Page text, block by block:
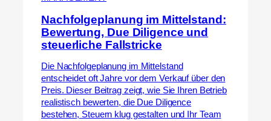
Nachfolgeplanung im Mittelstand:
Bewertung, Due Diligence und
steuerliche Fallstricke
Die Nachfolgeplanung im Mittelstand
entscheidet oft Jahre vor dem Verkauf über den
Preis. Dieser Beitrag zeigt, wie Sie Ihren Betrieb
realistisch bewerten, die Due Diligence
bestehen, Steuern klug gestalten und Ihr Team